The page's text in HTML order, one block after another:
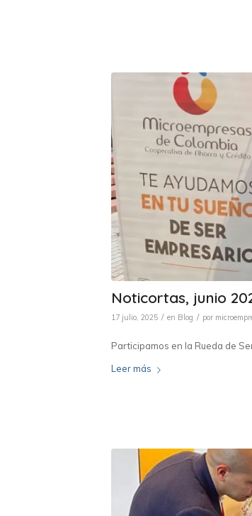
Noticortas, junio
17 julio, 2025 / en Blog / por
Participamos en la Rueda de
Leer más